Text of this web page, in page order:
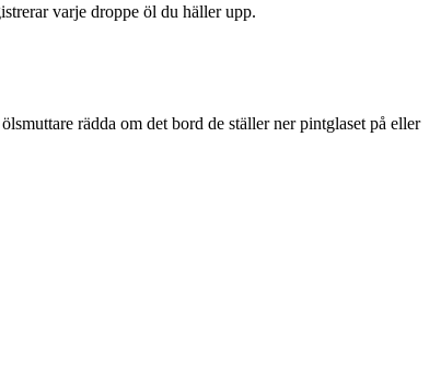
varje droppe öl du häller upp.
rädda om det bord de ställer ner pintglaset på eller